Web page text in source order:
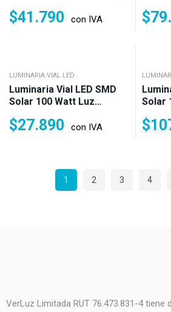
$41.790 con IVA $
LUMINARIA VIAL LED
Luminaria Vial LED SMD
Solar 100 Watt Luz
$27.890 con IVA
Solar
$
1 2 3 4
VerLuz Limitada RUT 76.473.831-4 tiene